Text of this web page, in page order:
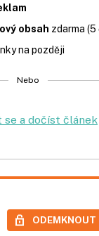
obsah zdarma
na později
Nebo
se a dočíst článek